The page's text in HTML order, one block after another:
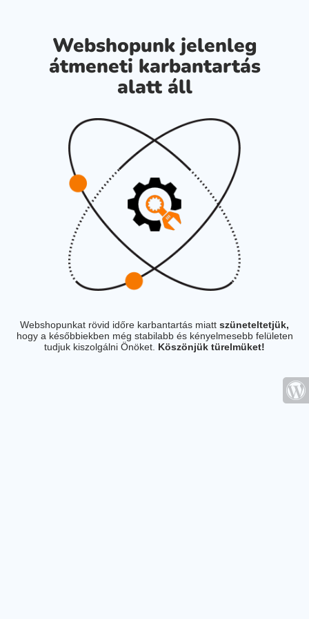
Webshopunk jelenleg
átmeneti karbantartás
alatt áll
Webshopunkat rövid időre karbantartás miatt szüneteltetjük,
hogy a későbbiekben még stabilabb és kényelmesebb felületen
tudjuk kiszolgálni Önöket. Köszönjük türelmüket!